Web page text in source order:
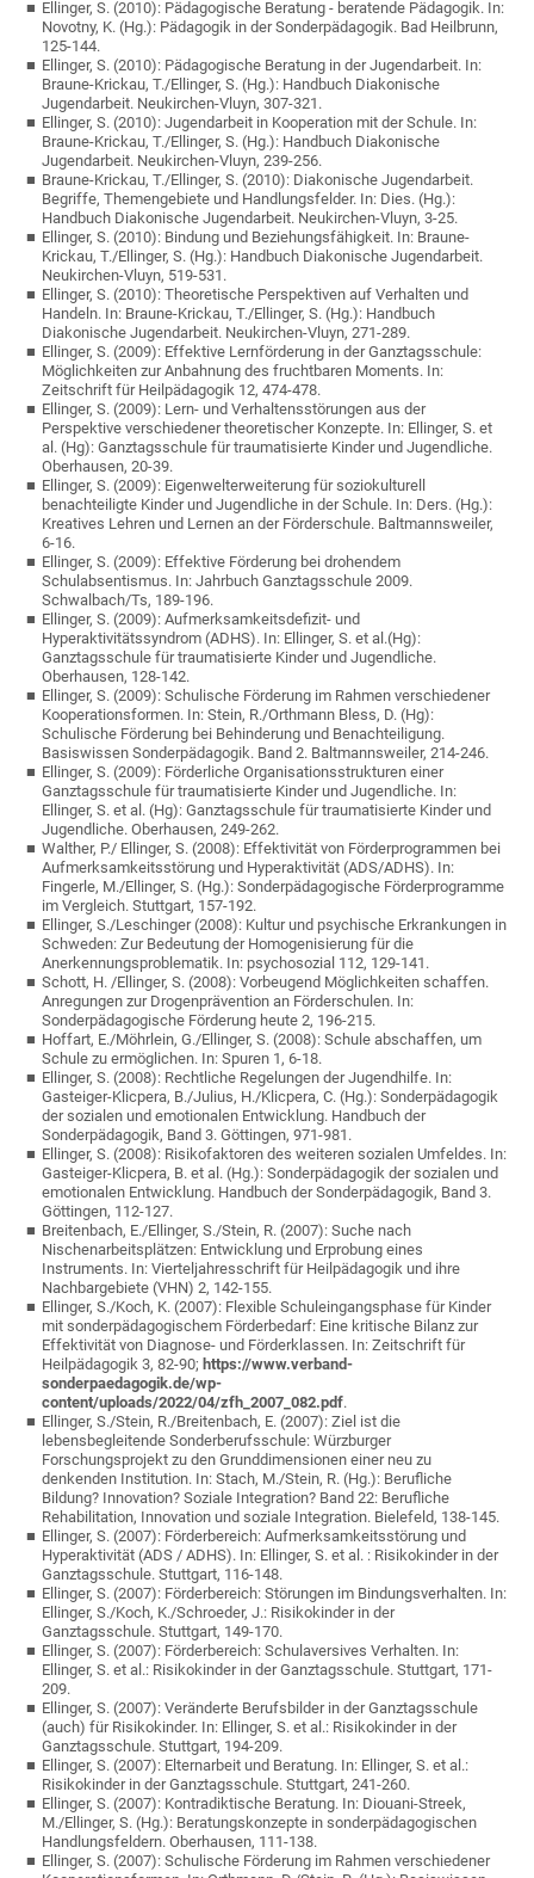
Ellinger, S. (2010): Pädagogische Beratung - beratende Pädagogik. In:
Novotny, K. (Hg.): Pädagogik in der Sonderpädagogik. Bad Heilbrunn,
125-144.
Ellinger, S. (2010): Pädagogische Beratung in der Jugendarbeit. In:
Braune-Krickau, T./Ellinger, S. (Hg.): Handbuch Diakonische
Jugendarbeit. Neukirchen-Vluyn, 307-321.
Ellinger, S. (2010): Jugendarbeit in Kooperation mit der Schule. In:
Braune-Krickau, T./Ellinger, S. (Hg.): Handbuch Diakonische
Jugendarbeit. Neukirchen-Vluyn, 239-256.
Braune-Krickau, T./Ellinger, S. (2010): Diakonische Jugendarbeit.
Begriffe, Themengebiete und Handlungsfelder. In: Dies. (Hg.):
Handbuch Diakonische Jugendarbeit. Neukirchen-Vluyn, 3-25.
Ellinger, S. (2010): Bindung und Beziehungsfähigkeit. In: Braune-
Krickau, T./Ellinger, S. (Hg.): Handbuch Diakonische Jugendarbeit.
Neukirchen-Vluyn, 519-531.
Ellinger, S. (2010): Theoretische Perspektiven auf Verhalten und
Handeln. In: Braune-Krickau, T./Ellinger, S. (Hg.): Handbuch
Diakonische Jugendarbeit. Neukirchen-Vluyn, 271-289.
Ellinger, S. (2009): Effektive Lernförderung in der Ganztagsschule:
Möglichkeiten zur Anbahnung des fruchtbaren Moments. In:
Zeitschrift für Heilpädagogik 12, 474-478.
Ellinger, S. (2009): Lern- und Verhaltensstörungen aus der
Perspektive verschiedener theoretischer Konzepte. In: Ellinger, S. et
al. (Hg): Ganztagsschule für traumatisierte Kinder und Jugendliche.
Oberhausen, 20-39.
Ellinger, S. (2009): Eigenwelterweiterung für soziokulturell
benachteiligte Kinder und Jugendliche in der Schule. In: Ders. (Hg.):
Kreatives Lehren und Lernen an der Förderschule. Baltmannsweiler,
6-16.
Ellinger, S. (2009): Effektive Förderung bei drohendem
Schulabsentismus. In: Jahrbuch Ganztagsschule 2009.
Schwalbach/Ts, 189-196.
Ellinger, S. (2009): Aufmerksamkeitsdefizit- und
Hyperaktivitätssyndrom (ADHS). In: Ellinger, S. et al.(Hg):
Ganztagsschule für traumatisierte Kinder und Jugendliche.
Oberhausen, 128-142.
Ellinger, S. (2009): Schulische Förderung im Rahmen verschiedener
Kooperationsformen. In: Stein, R./Orthmann Bless, D. (Hg):
Schulische Förderung bei Behinderung und Benachteiligung.
Basiswissen Sonderpädagogik. Band 2. Baltmannsweiler, 214-246.
Ellinger, S. (2009): Förderliche Organisationsstrukturen einer
Ganztagsschule für traumatisierte Kinder und Jugendliche. In:
Ellinger, S. et al. (Hg): Ganztagsschule für traumatisierte Kinder und
Jugendliche. Oberhausen, 249-262.
Walther, P./ Ellinger, S. (2008): Effektivität von Förderprogrammen bei
Aufmerksamkeitsstörung und Hyperaktivität (ADS/ADHS). In:
Fingerle, M./Ellinger, S. (Hg.): Sonderpädagogische Förderprogramme
im Vergleich. Stuttgart, 157-192.
Ellinger, S./Leschinger (2008): Kultur und psychische Erkrankungen in
Schweden: Zur Bedeutung der Homogenisierung für die
Anerkennungsproblematik. In: psychosozial 112, 129-141.
Schott, H. /Ellinger, S. (2008): Vorbeugend Möglichkeiten schaffen.
Anregungen zur Drogenprävention an Förderschulen. In:
Sonderpädagogische Förderung heute 2, 196-215.
Hoffart, E./Möhrlein, G./Ellinger, S. (2008): Schule abschaffen, um
Schule zu ermöglichen. In: Spuren 1, 6-18.
Ellinger, S. (2008): Rechtliche Regelungen der Jugendhilfe. In:
Gasteiger-Klicpera, B./Julius, H./Klicpera, C. (Hg.): Sonderpädagogik
der sozialen und emotionalen Entwicklung. Handbuch der
Sonderpädagogik, Band 3. Göttingen, 971-981.
Ellinger, S. (2008): Risikofaktoren des weiteren sozialen Umfeldes. In:
Gasteiger-Klicpera, B. et al. (Hg.): Sonderpädagogik der sozialen und
emotionalen Entwicklung. Handbuch der Sonderpädagogik, Band 3.
Göttingen, 112-127.
Breitenbach, E./Ellinger, S./Stein, R. (2007): Suche nach
Nischenarbeitsplätzen: Entwicklung und Erprobung eines
Instruments. In: Vierteljahresschrift für Heilpädagogik und ihre
Nachbargebiete (VHN) 2, 142-155.
Ellinger, S./Koch, K. (2007): Flexible Schuleingangsphase für Kinder
mit sonderpädagogischem Förderbedarf: Eine kritische Bilanz zur
Effektivität von Diagnose- und Förderklassen. In: Zeitschrift für
Heilpädagogik 3, 82-90; https://www.verband-
sonderpaedagogik.de/wp-
content/uploads/2022/04/zfh_2007_082.pdf.
Ellinger, S./Stein, R./Breitenbach, E. (2007): Ziel ist die
lebensbegleitende Sonderberufsschule: Würzburger
Forschungsprojekt zu den Grunddimensionen einer neu zu
denkenden Institution. In: Stach, M./Stein, R. (Hg.): Berufliche
Bildung? Innovation? Soziale Integration? Band 22: Berufliche
Rehabilitation, Innovation und soziale Integration. Bielefeld, 138-145.
Ellinger, S. (2007): Förderbereich: Aufmerksamkeitsstörung und
Hyperaktivität (ADS / ADHS). In: Ellinger, S. et al. : Risikokinder in der
Ganztagsschule. Stuttgart, 116-148.
Ellinger, S. (2007): Förderbereich: Störungen im Bindungsverhalten. In:
Ellinger, S./Koch, K./Schroeder, J.: Risikokinder in der
Ganztagsschule. Stuttgart, 149-170.
Ellinger, S. (2007): Förderbereich: Schulaversives Verhalten. In:
Ellinger, S. et al.: Risikokinder in der Ganztagsschule. Stuttgart, 171-
209.
Ellinger, S. (2007): Veränderte Berufsbilder in der Ganztagsschule
(auch) für Risikokinder. In: Ellinger, S. et al.: Risikokinder in der
Ganztagsschule. Stuttgart, 194-209.
Ellinger, S. (2007): Elternarbeit und Beratung. In: Ellinger, S. et al.:
Risikokinder in der Ganztagsschule. Stuttgart, 241-260.
Ellinger, S. (2007): Kontradiktische Beratung. In: Diouani-Streek,
M./Ellinger, S. (Hg.): Beratungskonzepte in sonderpädagogischen
Handlungsfeldern. Oberhausen, 111-138.
Ellinger, S. (2007): Schulische Förderung im Rahmen verschiedener